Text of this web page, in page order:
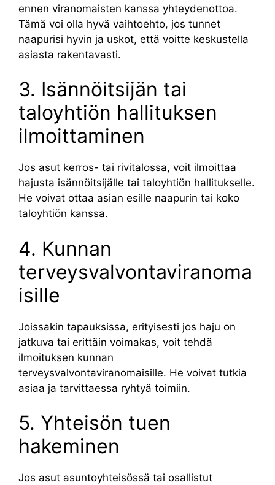
ennen viranomaisten kanssa yhteydenottoa.
Tämä voi olla hyvä vaihtoehto, jos tunnet
naapurisi hyvin ja uskot, että voitte keskustella
asiasta rakentavasti.
3. Isännöitsijän tai
taloyhtiön hallituksen
ilmoittaminen
Jos asut kerros- tai rivitalossa, voit ilmoittaa
hajusta isännöitsijälle tai taloyhtiön hallitukselle.
He voivat ottaa asian esille naapurin tai koko
taloyhtiön kanssa.
4. Kunnan
terveysvalvontaviranoma
isille
Joissakin tapauksissa, erityisesti jos haju on
jatkuva tai erittäin voimakas, voit tehdä
ilmoituksen kunnan
terveysvalvontaviranomaisille. He voivat tutkia
asiaa ja tarvittaessa ryhtyä toimiin.
5. Yhteisön tuen
hakeminen
Jos asut asuntoyhteisössä tai osallistut